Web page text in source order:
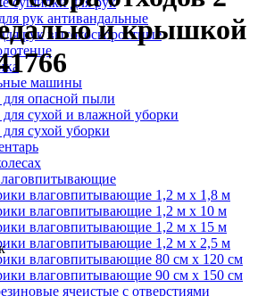
рук антивандальные
рук высокоскоростные
машины
опасной пыли
сухой и влажной уборки
сухой уборки
влаговпитывающие 1,2 м х 1,8 м
влаговпитывающие 1,2 м х 10 м
влаговпитывающие 1,2 м х 15 м
влаговпитывающие 1,2 м х 2,5 м
влаговпитывающие 80 см х 120 см
влаговпитывающие 90 см х 150 см
ячеистые с отверстиями
и крышкой